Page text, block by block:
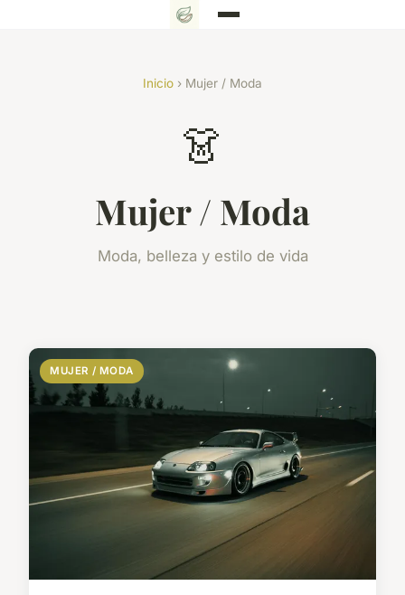
Inicio › Mujer / Moda
👗
Mujer / Moda
Moda, belleza y estilo de vida
MUJER / MODA